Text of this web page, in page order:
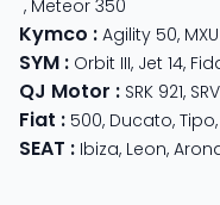
, Meteor 350
Kymco : Agility 50,
SYM : Orbit III, Jet 14,
QJ Motor : SRK 921,
Fiat : 500, Ducato, Tipo,
SEAT : Ibiza, Leon,